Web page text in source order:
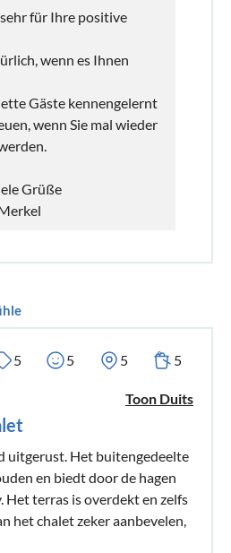
für Ihre positive
wenn es Ihnen
Gäste kennengelernt
wenn Sie mal wieder
Grüße
5 5 5 5
Toon Duits
uitgerust. Het buitengedeelte
en biedt door de hagen
Het terras is overdekt en zelfs
het chalet zeker aanbevelen,